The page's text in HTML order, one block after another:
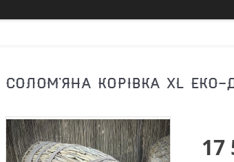
СОЛОМ'ЯНА КОРІВКА XL ЕКО-
17